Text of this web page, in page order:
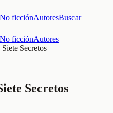
No ficciónAutoresBuscar
No ficciónAutores
Secretos
Secretos